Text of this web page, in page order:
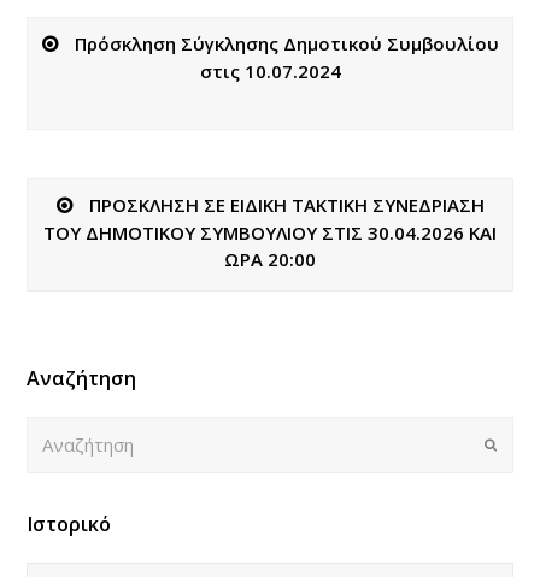
Πρόσκληση Σύγκλησης Δημοτικού Συμβουλίου
στις 10.07.2024
ΠΡΟΣΚΛΗΣΗ ΣΕ ΕΙΔΙΚΗ ΤΑΚΤΙΚΗ ΣΥΝΕΔΡΙΑΣΗ
ΤΟΥ ΔΗΜΟΤΙΚΟΥ ΣΥΜΒΟΥΛΙΟΥ ΣΤΙΣ 30.04.2026 ΚΑΙ
ΩΡΑ 20:00
Αναζήτηση
Submit
Ιστορικό